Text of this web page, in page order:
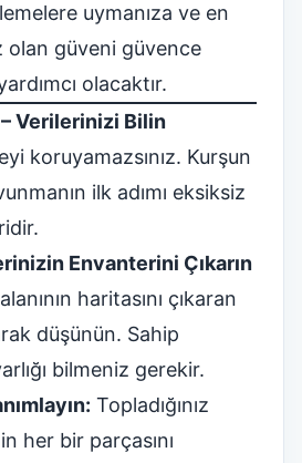
uymanıza ve en
olan güveni güvence
olacaktır.
Verilerinizi Bilin
koruyamazsınız. Kurşun
ilk adımı eksiksiz
Envanterini Çıkarın
haritasını çıkaran
düşünün. Sahip
bilmeniz gerekir.
Topladığınız
her bir parçasını